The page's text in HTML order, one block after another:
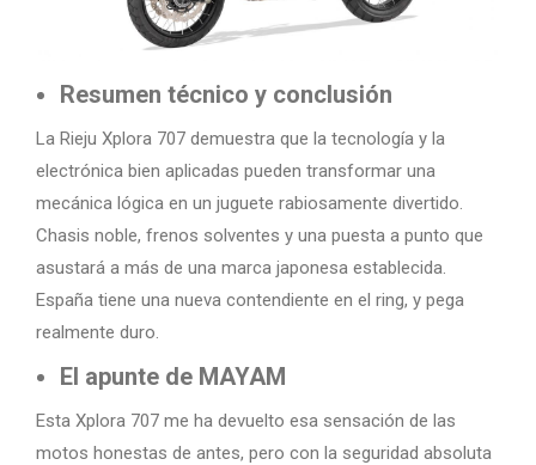
Resumen técnico y conclusión
La Rieju Xplora 707 demuestra que la tecnología y la
electrónica bien aplicadas pueden transformar una
mecánica lógica en un juguete rabiosamente divertido.
Chasis noble, frenos solventes y una puesta a punto que
asustará a más de una marca japonesa establecida.
España tiene una nueva contendiente en el ring, y pega
realmente duro.
El apunte de MAYAM
Esta Xplora 707 me ha devuelto esa sensación de las
motos honestas de antes, pero con la seguridad absoluta